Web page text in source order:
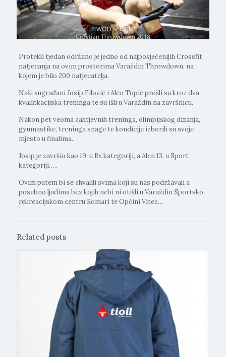
Protekli tjedan održano je jedno od najposječenijih Crossfit
natjecanja na ovim prostorima Varaždin Throwdown, na
kojem je bilo 200 natjecatelja.
Naši sugrađani Josip Filović i Alen Topić prošli su kroz dva
kvalifikacijska treninga te su išli u Varaždin na završnicu.
Nakon pet veoma zahtjevnih treninga, olimpijskog dizanja,
gymnastike, treninga snage te kondicije izborili su svoje
mjesto u finalima.
Josip je završio kao 19. u Rx kategoriji, a Alen 13. u Sport
kategoriji…..
Ovim putem bi se zhvalili svima koji su nas podržavali a
posebno ljudima bez kojih nebi ni otišli u Varaždin Sportsko
rekreacijskom centru Romari te Općini Vitez…
Related posts